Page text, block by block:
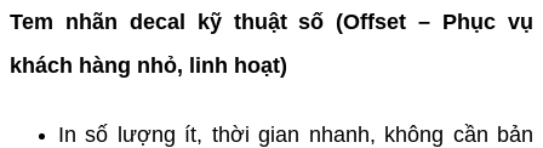
Tem nhãn decal kỹ thuật số (Offset – Phục vụ
khách hàng nhỏ, linh hoạt)
In số lượng ít, thời gian nhanh, không cần bản